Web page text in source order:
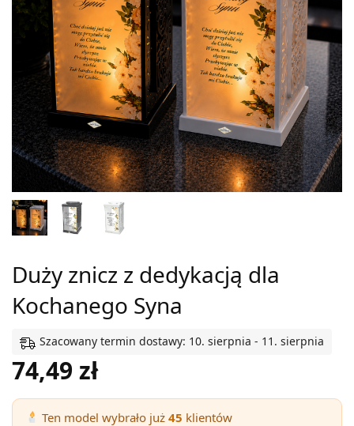
Duży znicz z dedykacją dla
Kochanego Syna
Szacowany termin dostawy: 10. sierpnia - 11. sierpnia
74,49zł
Ten model wybrało już45 klientów